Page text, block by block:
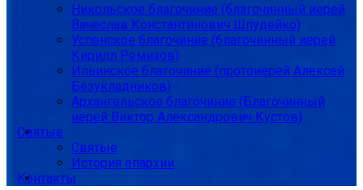
Никольское благочиние (благочинный иерей
Вячеслав Константинович Шпудейко)
Успенское благочиние (благочинный иерей
Кирилл Ремизов)
Ильинское благочиние (протоиерей Алексей
Безукладников)
Архангельское благочиние (Благочинный
иерей Виктор Александрович Кустов)
Святые
Святые
История епархии
Контакты